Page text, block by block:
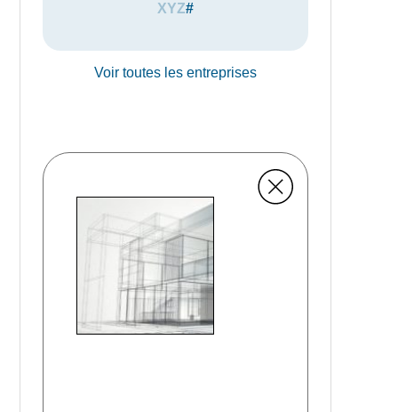
XYZ#
Voir toutes les entreprises